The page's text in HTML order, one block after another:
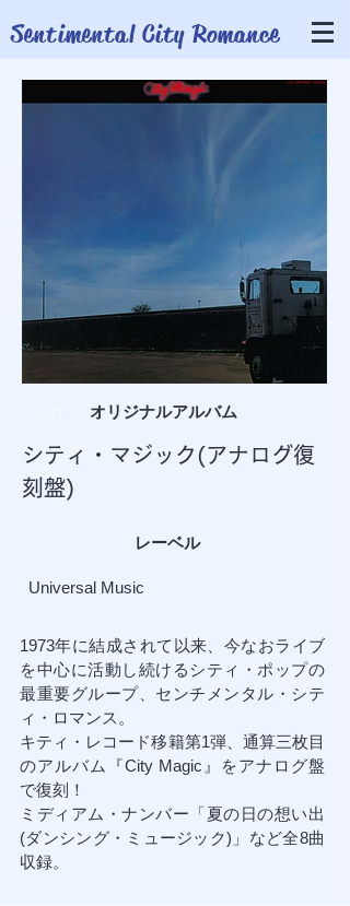
​Sentimental City Romance
オリジナルアルバム
シティ・マジック(アナログ復
刻盤)
レーベル
Universal Music
1973年に結成されて以来、今なおライブ
を中心に活動し続けるシティ・ポップの
最重要グループ、センチメンタル・シテ
ィ・ロマンス。
キティ・レコード移籍第1弾、通算三枚目
のアルバム『City Magic』をアナログ盤
で復刻！
ミディアム・ナンバー「夏の日の想い出
(ダンシング・ミュージック)」など全8曲
収録。